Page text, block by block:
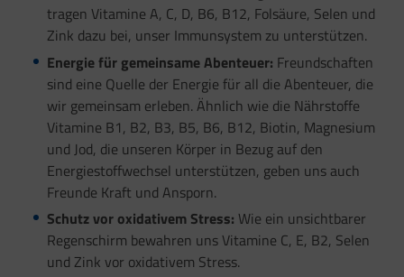
tragen Vitamine A, C, D, B6, B12, Folsäure, Selen und
Zink dazu bei, unser Immunsystem zu unterstützen.
Energie für gemeinsame Abenteuer: Freundschaften
sind eine Quelle der Energie für all die Abenteuer, die
wir gemeinsam erleben. Ähnlich wie die Nährstoffe
Vitamine B1, B2, B3, B5, B6, B12, Biotin, Magnesium
und Jod, die unseren Körper in Bezug auf den
Energiestoffwechsel unterstützen, geben uns auch
Freunde Kraft und Ansporn.
Schutz vor oxidativem Stress: Wie ein unsichtbarer
Regenschirm bewahren uns Vitamine C, E, B2, Selen
und Zink vor oxidativem Stress.